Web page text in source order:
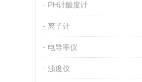
PH计酸度计
离子计
电导率仪
浊度仪